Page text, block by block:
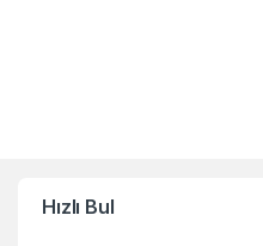
Hızlı Bul